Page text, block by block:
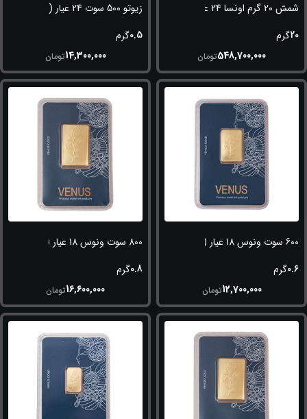
شمش 20 گرم اونسا 24 عیار (995)
20گرم
548,700,000تومان
زیوتو 500 سوت 24 عیار (995)
0.5گرم
14,300,000تومان
600 سوت ونوس 18 عیار (750)
0.6گرم
12,700,000تومان
800 سوت ونوس 18 عیار (750)
0.8گرم
16,600,000تومان